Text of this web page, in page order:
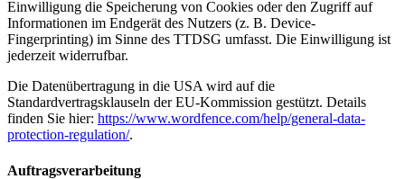
Einwilligung die Speicherung von Cookies oder den Zugriff auf
Informationen im Endgerät des Nutzers (z. B. Device-
Fingerprinting) im Sinne des TTDSG umfasst. Die Einwilligung ist
jederzeit widerrufbar.
Die Datenübertragung in die USA wird auf die
Standardvertragsklauseln der EU-Kommission gestützt. Details
finden Sie hier: https://www.wordfence.com/help/general-data-
protection-regulation/.
Auftragsverarbeitung